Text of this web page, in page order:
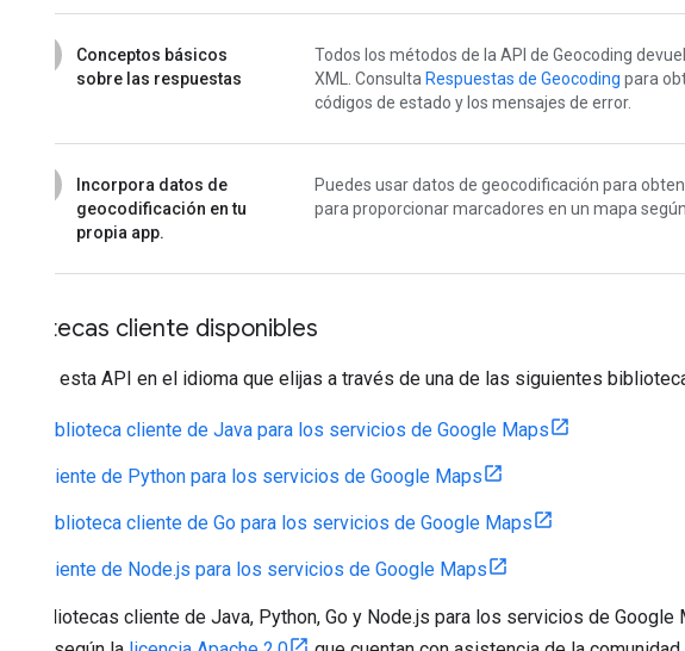
Conceptos básicos
sobre las respuestas
Todos los métodos de la API de Geocoding
XML. Consulta Respuestas de Geocoding para
códigos de estado y los mensajes de error.
Incorpora datos de
geocodificación en tu
propia app.
Puedes usar datos de geocodificación para
para proporcionar marcadores en un mapa
Bibliotecas cliente disponibles
Llama a esta API en el idioma que elijas a través de una de las siguientes
Biblioteca cliente de Java para los servicios de Google Maps
Cliente de Python para los servicios de Google Maps
Biblioteca cliente de Go para los servicios de Google Maps
Cliente de Node.js para los servicios de Google Maps
Las bibliotecas cliente de Java, Python, Go y Node.js para los servicios de